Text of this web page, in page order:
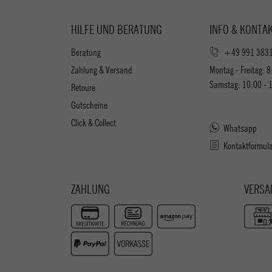
HILFE UND BERATUNG
Beratung
Zahlung & Versand
Retoure
Gutscheine
Click & Collect
INFO &
+49 991
Montag - Freitag:
Samstag: 10:00 -
Whatsapp
ZAHLUNG